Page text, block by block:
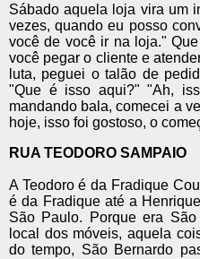
Sábado aquela loja vira um
vezes, quando eu posso
você de você ir na loja."
você pegar o cliente e
luta, peguei o talão de
"Que é isso aqui?" "Ah,
mandando bala, comecei a
hoje, isso foi gostoso, o
RUA TEODORO SAMPAIO
A Teodoro é da Fradique
é da Fradique até a
São Paulo. Porque era
local dos móveis, aquela
do tempo, São Bernardo